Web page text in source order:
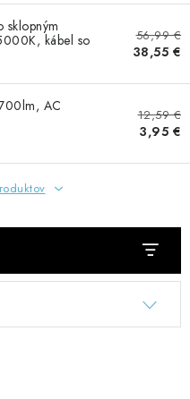
sklopným
kábel so
56,99 €
38,55 €
AC
12,59 €
3,95 €